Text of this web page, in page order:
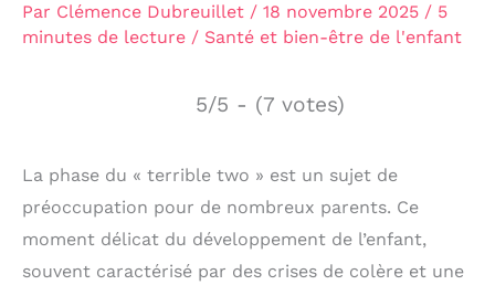
Par Clémence Dubreuillet / 18 novembre 2025 / 5
minutes de lecture / Santé et bien-être de l'enfant
5/5 - (7 votes)
La phase du « terrible two » est un sujet de
préoccupation pour de nombreux parents. Ce
moment délicat du développement de l’enfant,
souvent caractérisé par des crises de colère et une